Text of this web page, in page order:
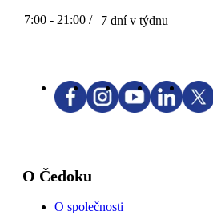
7:00 - 21:00 / 7 dní v týdnu
O Čedoku
O společnosti